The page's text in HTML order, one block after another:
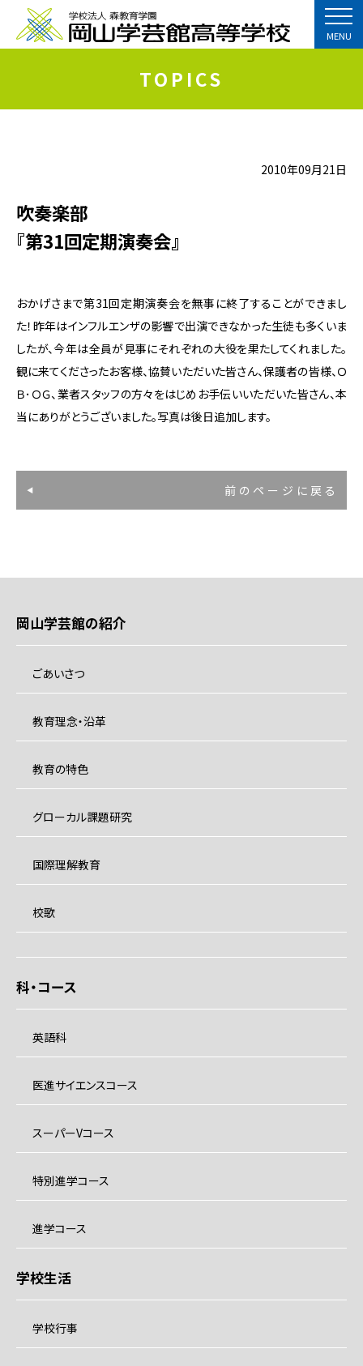
MENU
TOPICS
2010年09月21日
吹奏楽部
『第31回定期演奏会』
おかげさまで第31回定期演奏会を無事に終了することができまし
た！昨年はインフルエンザの影響で出演できなかった生徒も多くいま
したが、今年は全員が見事にそれぞれの大役を果たしてくれました。
観に来てくださったお客様、協賛いただいた皆さん、保護者の皆様、Ｏ
Ｂ･ＯＧ、業者スタッフの方々をはじめお手伝いいただいた皆さん、本
当にありがとうございました。写真は後日追加します。
前のページに戻る
岡山学芸館の紹介
ごあいさつ
教育理念・沿革
教育の特色
グローカル課題研究
国際理解教育
校歌
科・コース
英語科
医進サイエンスコース
スーパーVコース
特別進学コース
進学コース
学校生活
学校行事